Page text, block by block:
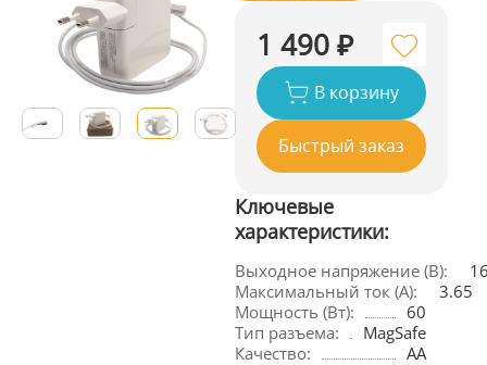
1 490 ₽
В корзину
Быстрый заказ
Ключевые
характеристики:
Выходное напряжение (В):
Максимальный ток (А):
3.65
Мощность (Вт):
60
Тип разъема:
MagSafe
Качество:
AA